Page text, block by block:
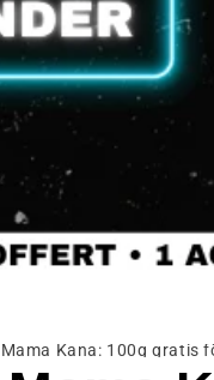
Kana: 100g gratis